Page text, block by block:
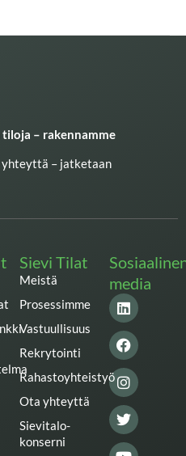
tiloja – rakennamme
– jatketaan
Sievi Tilat
Meistä
Prosessimme
Vastuullisuus
Rekrytointi
Rahastoyhteistyö
Ota yhteyttä
Sievitalo-
konserni
media
L
i
n
k
e
d
i
n
F
a
c
e
b
o
o
k
I
n
s
t
a
g
r
a
m
T
w
i
t
t
e
r
Y
o
u
t
u
b
e